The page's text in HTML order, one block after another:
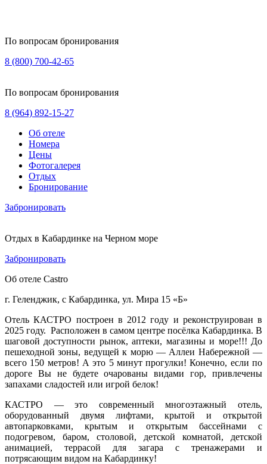
По вопросам бронирования
8 (800) 700-42-65
По вопросам бронирования
8 (964) 892-15-27
Об отеле
Номера
Цены
Фотогалерея
Отдых
Бронирование
Забронировать
Отдых в Кабардинке на Черном море
Забронировать
Об отеле Castro
г. Геленджик, с Кабардинка, ул. Мира 15 «Б»
Отель КАСТРО построен в 2012 году и реконструирован в
2025 году. Расположен в самом центре посёлка Кабардинка. В
шаговой доступности рынок, аптеки, магазины и море!!! До
пешеходной зоны, ведущей к морю — Аллеи Набережной —
всего 150 метров! А это 5 минут прогулки! Конечно, если по
дороге Вы не будете очарованы видами гор, привлечены
запахами сладостей или игрой белок!
КАСТРО — это современный многоэтажный отель,
оборудованный двумя лифтами, крытой и открытой
автопарковками, крытым и открытым бассейнами с
подогревом, баром, столовой, детской комнатой, детской
анимацией, террасой для загара с тренажерами и
потрясающим видом на Кабардинку!